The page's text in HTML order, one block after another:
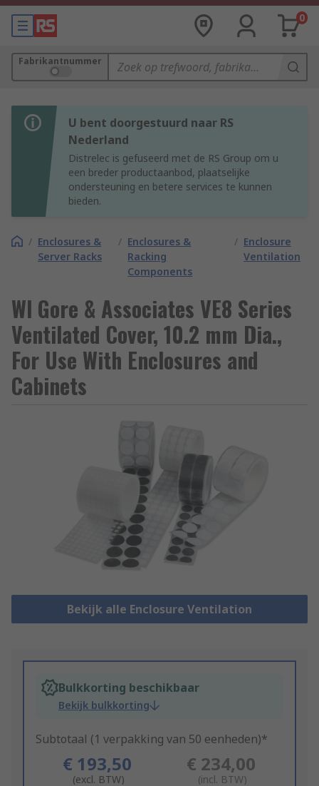
0
Fabrikantnummer
U bent doorgestuurd naar RS
Nederland
Distrelec is gefuseerd met de RS Group om u
een breder productaanbod, plaatselijke
ondersteuning en betere services te kunnen
bieden.
/ Enclosures &
Server Racks
/ Enclosures &
Racking
Components
/ Enclosure
Ventilation
Wl Gore & Associates VE8 Series
Ventilated Cover, 10.2 mm Dia.,
For Use With Enclosures and
Cabinets
Bekijk alle Enclosure Ventilation
Bulkkorting beschikbaar
Bekijk bulkkorting
Subtotaal (1 verpakking van 50 eenheden)*
€ 193,50
(excl. BTW)
€ 234,00
(incl. BTW)